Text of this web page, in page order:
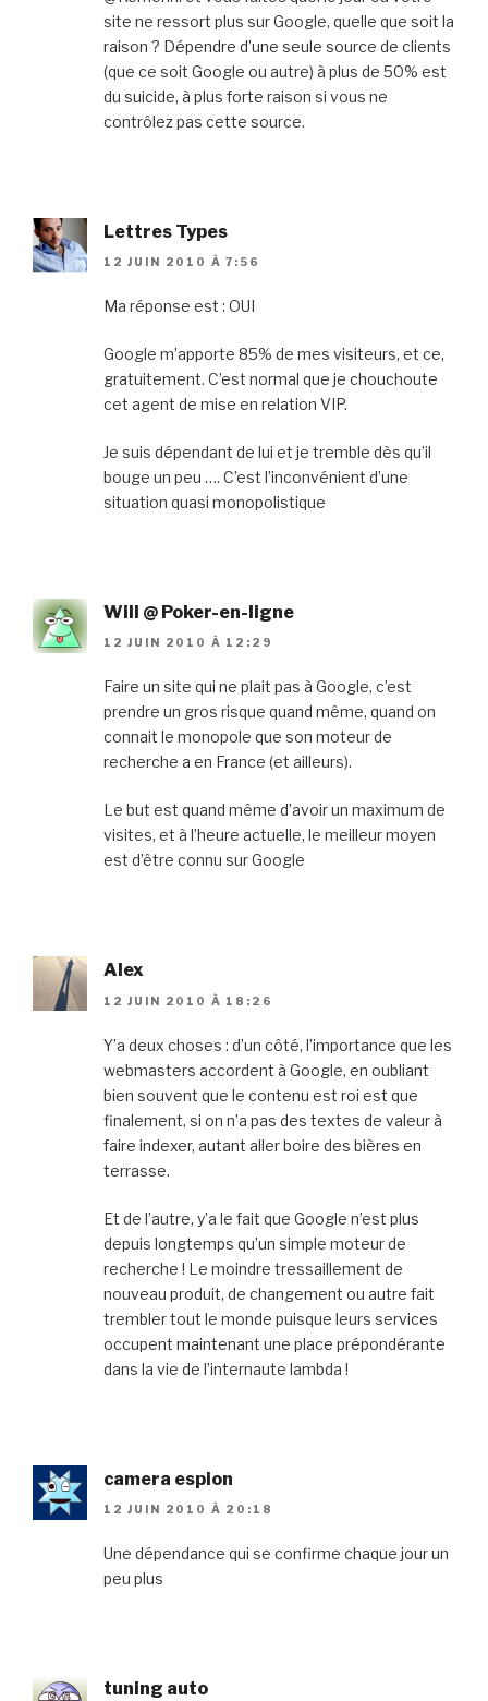
site ne ressort plus sur Google, quelle que soit la
raison ? Dépendre d’une seule source de clients
(que ce soit Google ou autre) à plus de 50% est
du suicide, à plus forte raison si vous ne
contrôlez pas cette source.
Lettres Types
12 JUIN 2010 À 7:56
Ma réponse est : OUI
Google m’apporte 85% de mes visiteurs, et ce,
gratuitement. C’est normal que je chouchoute
cet agent de mise en relation VIP.
Je suis dépendant de lui et je tremble dès qu’il
bouge un peu …. C’est l’inconvénient d’une
situation quasi monopolistique
Will @ Poker-en-ligne
12 JUIN 2010 À 12:29
Faire un site qui ne plait pas à Google, c’est
prendre un gros risque quand même, quand on
connait le monopole que son moteur de
recherche a en France (et ailleurs).
Le but est quand même d’avoir un maximum de
visites, et à l’heure actuelle, le meilleur moyen
est d’être connu sur Google
Alex
12 JUIN 2010 À 18:26
Y’a deux choses : d’un côté, l’importance que les
webmasters accordent à Google, en oubliant
bien souvent que le contenu est roi est que
finalement, si on n’a pas des textes de valeur à
faire indexer, autant aller boire des bières en
terrasse.
Et de l’autre, y’a le fait que Google n’est plus
depuis longtemps qu’un simple moteur de
recherche ! Le moindre tressaillement de
nouveau produit, de changement ou autre fait
trembler tout le monde puisque leurs services
occupent maintenant une place prépondérante
dans la vie de l’internaute lambda !
camera espion
12 JUIN 2010 À 20:18
Une dépendance qui se confirme chaque jour un
peu plus
tuning auto